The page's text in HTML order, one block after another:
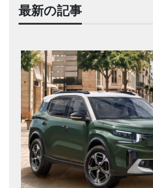
最新の記事